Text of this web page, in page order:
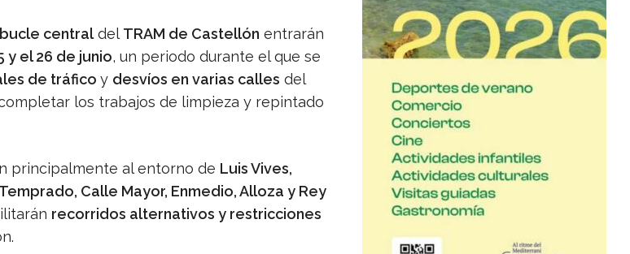
centraldel TRAM de Castellón entrarán
y el 26 de junio, un periodo durante el que se
de tráfico y desvíos en varias calles del
los trabajos de limpieza y repintado
principalmente al entorno de Luis Vives,
Calle Mayor, Enmedio, Alloza y Rey
recorridos alternativos y restricciones